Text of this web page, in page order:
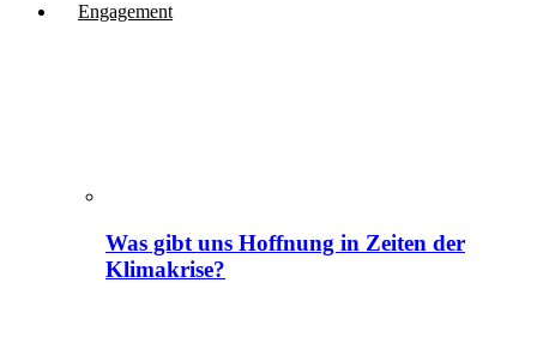
Engagement
Was gibt uns Hoffnung in Zeiten der
Klimakrise?